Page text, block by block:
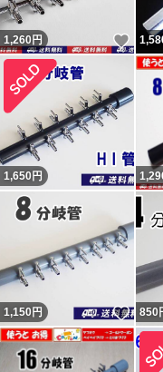
れる者が複数います
私の返信コメントが
ています。 私に非が
価には主張・反論し
不当評価を気にせず
とうございます。 ど
ントと異なる不適当
フリマ購入者）。 ペ
は問題なければ『普
トは良い取引が出来
不評だった為、『ど
廃止されました。
落札後に即発送、翌
1,260円 いい
1,650 円
1,150円 いい
850